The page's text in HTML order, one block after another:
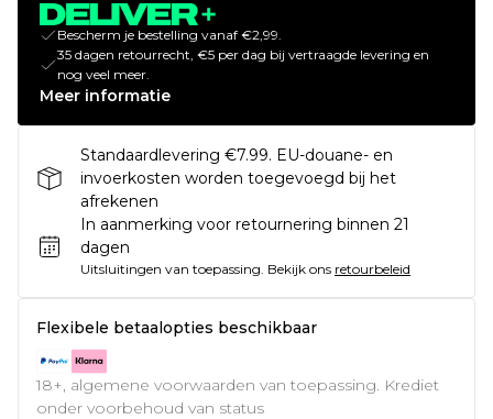
Bescherm je bestelling vanaf €2,99.
35 dagen retourrecht, €5 per dag bij vertraagde levering en
nog veel meer.
Meer informatie
Standaardlevering €7.99. EU-douane- en
invoerkosten worden toegevoegd bij het
afrekenen
In aanmerking voor retournering binnen 21
dagen
Uitsluitingen van toepassing. Bekijk ons retourbeleid
Flexibele betaalopties beschikbaar
18+, algemene voorwaarden van toepassing. Krediet
onder voorbehoud van status